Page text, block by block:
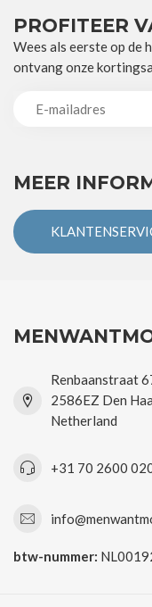
MEER
PROFITEER
Wees als eerste op de
ontvang onze
Renbaanstraat
2586EZ Den
Netherland
+31 70 2600
btw-nummer: